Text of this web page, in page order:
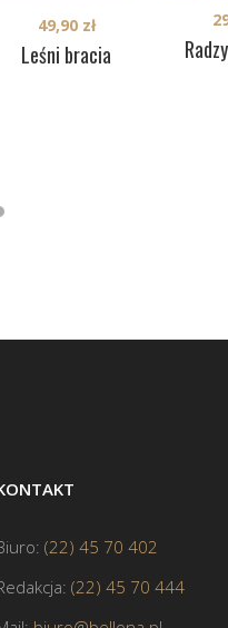
Leśni bracia
49,90 zł
(22) 45 70 402
(22) 45 70 444